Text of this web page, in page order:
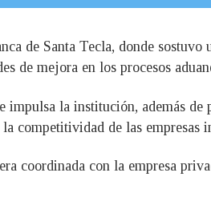
de Santa Tecla, donde sostuvo
de mejora en los procesos
la institución, además de
competitividad de las empresas
coordinada con la empresa